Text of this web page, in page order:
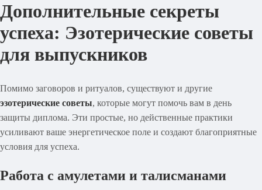
Дополнительные секреты
успеха: Эзотерические советы
для выпускников
Помимо заговоров и ритуалов, существуют и другие
эзотерические советы, которые могут помочь вам в день
защиты диплома. Эти простые, но действенные практики
усиливают ваше энергетическое поле и создают благоприятные
условия для успеха.
Работа с амулетами и талисманами